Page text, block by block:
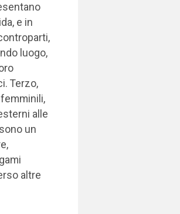
e in
luogo,
Terzo,
alle
un
altre